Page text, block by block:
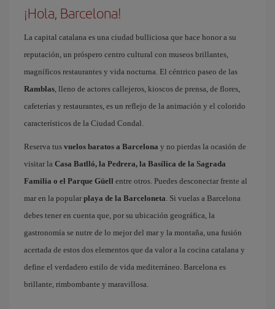
¡Hola, Barcelona!
La capital catalana es una ciudad bulliciosa que hace honor a su
reputación, un próspero centro cultural con museos brillantes,
magníficos restaurantes y vida nocturna. El céntrico paseo de las
Ramblas, lleno de actores callejeros, kioscos de prensa, de flores,
cafeterías y restaurantes, es un reflejo de la animación y el colorido
característicos de la Ciudad Condal.
Reserva tus vuelos baratos a Barcelona y no pierdas la ocasión de
visitar la Casa Batlló, la Pedrera, la Basílica de la Sagrada
Familia o el Parque Güell entre otros. Puedes desconectar frente al
mar en la popular playa de la Barceloneta. Si vuelas a Barcelona
debes tener en cuenta que, por su ubicación geográfica, la
gastronomía se nutre de lo mejor del mar y la montaña, una fusión
acertada de estos dos elementos que da valor a la cocina catalana y
define el verdadero estilo de vida mediterráneo. Barcelona es
brillante, rimbombante y maravillosa.